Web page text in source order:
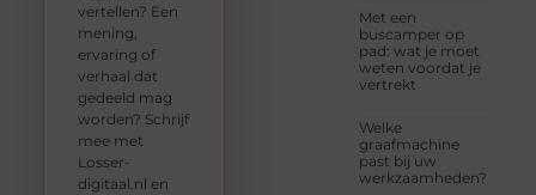
Met een
buscamper op
pad: wat je moet
weten voordat je
vertrekt
Welke
graafmachine
past bij uw
werkzaamheden?
vertellen? Een
mening,
ervaring of
verhaal dat
gedeeld mag
worden? Schrijf
mee met
Losser-
digitaal.nl en